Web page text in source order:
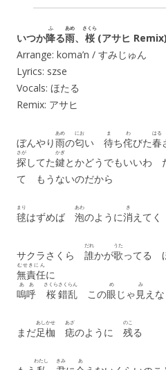
いつか降
ふ
る雨
あめ
、 桜
さくら
(アサヒ Remix)
Arrange: koma’n / すみじゅん
Lyrics: szse
Vocals: ほたる
Remix: アサヒ
ぼんやり雨
あめ
の匂
にお
い 待
ま
ち侘
わ
びた春
はる
探
さが
してた鍵
かぎ
とかどうでもいいわ
て もうないのだから
毬
まり
はずめば 泡
あわ
のように消
き
えてく
サクラさくら 誰
だれ
かが歌
うた
ってる
無責任
むせきにん
に
嗚呼
ああ
桜
さくら
錯乱
さくらん
この眼
め
じゃ 見
み
え
まだ足枷
あしかせ
痣
あざ
のように 残
のこ
る
わたし きみ あ